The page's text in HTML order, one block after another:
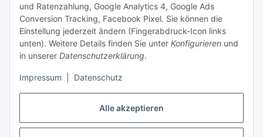
Alle akzeptieren
und Ratenzahlung, Google Analytics 4, Google Ads
Conversion Tracking, Facebook Pixel. Sie können die
Einstellung jederzeit ändern (Fingerabdruck-Icon links
unten). Weitere Details finden Sie unter Konfigurieren und
in unserer Datenschutzerklärung.
Impressum Datenschutz